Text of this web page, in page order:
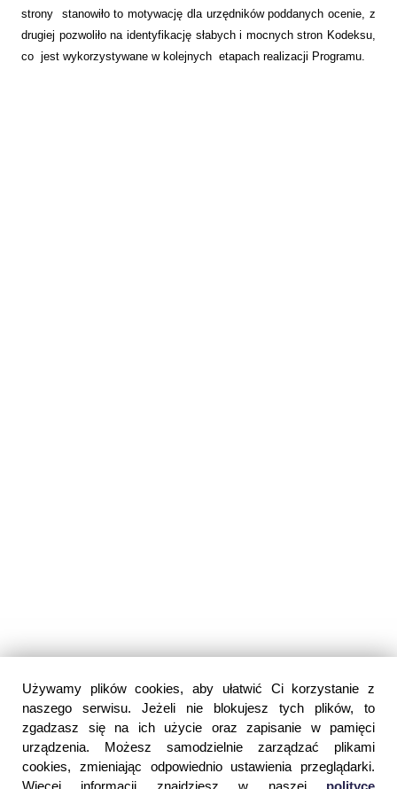
Używamy plików cookies, aby ułatwić Ci korzystanie z
naszego serwisu. Jeżeli nie blokujesz tych plików, to
zgadzasz się na ich użycie oraz zapisanie w pamięci
urządzenia. Możesz samodzielnie zarządzać plikami
cookies, zmieniając odpowiednio ustawienia przeglądarki.
Więcej informacji znajdziesz w naszej polityce
strony stanowiło to motywację dla urzędników poddanych ocenie, z
drugiej pozwoliło na identyfikację słabych i mocnych stron Kodeksu,
co jest wykorzystywane w kolejnych etapach realizacji Programu.